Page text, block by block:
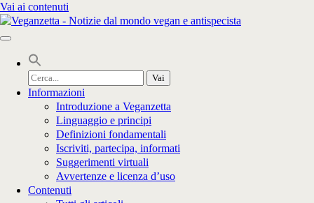
Vai ai contenuti
Cerca
per:
Informazioni
Introduzione a Veganzetta
Linguaggio e principi
Definizioni fondamentali
Iscriviti, partecipa, informati
Suggerimenti virtuali
Avvertenze e licenza d’uso
Contenuti